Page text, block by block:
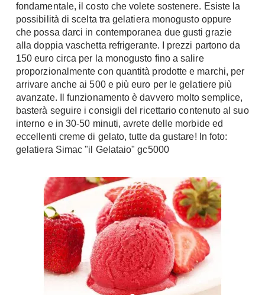
Letti Contenitore
Letti a Scomparsa
Armadi
Armadio ante Battenti
Armadi ante
Scorrevoli
Cabine Armadio
Armadi su misura
Armadi Angolo
Camerette
Camerette Ragazzi
Camerette Bambini
Letti a Castello
Per Neonati
Hi-Fi
Home-Theatre
Console
Porte
Blindate
Porte Interne
Porte Scorrevoli
Portoni
Finestre
Finestre Pvc
Finestre Alluminio
Finestre Legno
Persiane
Scale
fondamentale, il costo che volete sostenere. Esiste la
possibilità di scelta tra gelatiera monogusto oppure
che possa darci in contemporanea due gusti grazie
alla doppia vaschetta refrigerante. I prezzi partono da
150 euro circa per la monogusto fino a salire
proporzionalmente con quantità prodotte e marchi, per
arrivare anche ai 500 e più euro per le gelatiere più
avanzate. Il funzionamento è davvero molto semplice,
basterà seguire i consigli del ricettario contenuto al suo
interno e in 30-50 minuti, avrete delle morbide ed
eccellenti creme di gelato, tutte da gustare! In foto:
gelatiera Simac "il Gelataio" gc5000